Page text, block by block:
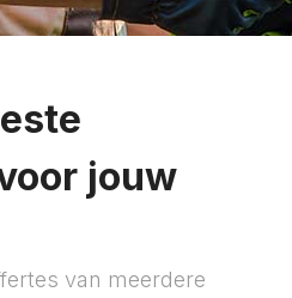
jouw
van meerdere